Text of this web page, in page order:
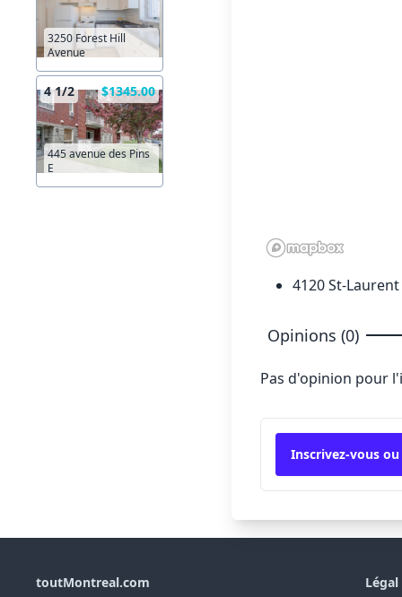
3250 Forest Hill
Avenue
4 1/2 $1345.00
445 avenue des Pins
E
4120 St-
Opinions (0)
Pas d'opinion pour
Inscrivez-vous
toutMontreal.com Légal